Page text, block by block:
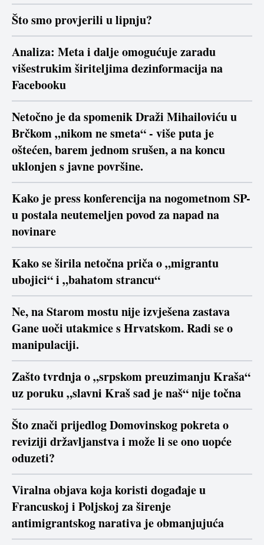
Što smo provjerili u lipnju?
Analiza: Meta i dalje omogućuje zaradu
višestrukim širiteljima dezinformacija na
Facebooku
Netočno je da spomenik Draži Mihailoviću u
Brčkom „nikom ne smeta“ - više puta je
oštećen, barem jednom srušen, a na koncu
uklonjen s javne površine.
Kako je press konferencija na nogometnom SP-
u postala neutemeljen povod za napad na
novinare
Kako se širila netočna priča o „migrantu
ubojici“ i „bahatom strancu“
Ne, na Starom mostu nije izvješena zastava
Gane uoči utakmice s Hrvatskom. Radi se o
manipulaciji.
Zašto tvrdnja o „srpskom preuzimanju Kraša“
uz poruku „slavni Kraš sad je naš“ nije točna
Što znači prijedlog Domovinskog pokreta o
reviziji državljanstva i može li se ono uopće
oduzeti?
Viralna objava koja koristi događaje u
Francuskoj i Poljskoj za širenje
antimigrantskog narativa je obmanjujuća